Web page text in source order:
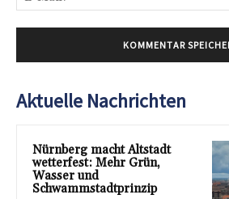
Aktuelle Nachrichten
Nürnberg macht Altstadt
wetterfest: Mehr Grün,
Wasser und
Schwammstadtprinzip